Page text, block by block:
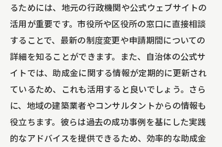
るためには、地元の行政機関や公式ウェブサイトの
活用が重要です。市役所や区役所の窓口に直接相談
することで、最新の制度変更や申請期間についての
詳細を知ることができます。また、自治体の公式サ
イトでは、助成金に関する情報が定期的に更新され
ているため、これも活用すると良いでしょう。さら
に、地域の建築業者やコンサルタントからの情報も
役立ちます。彼らは過去の成功事例を基にした実践
的なアドバイスを提供できるため、効率的な助成金